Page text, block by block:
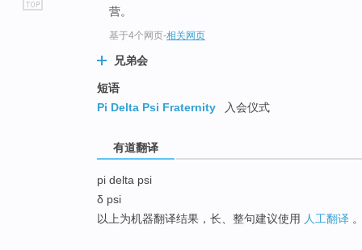
营。
基于4个网页-相关网页
兄弟会
短语
Pi Delta Psi Fraternity
入会仪式
有道翻译
pi delta psi
δ psi
以上为机器翻译结果，长、整句建议使用 人工翻译